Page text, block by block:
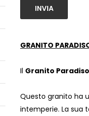
INVIA
GRANITO
Il Granito
Questo granito ha
intemperie. La sua